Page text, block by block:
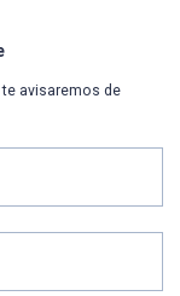
avisaremos de